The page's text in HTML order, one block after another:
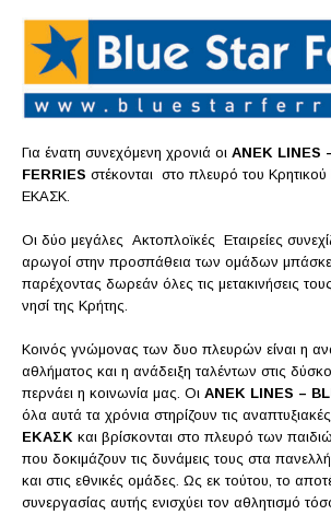
Για ένατη συνεχόμενη χρονιά οι ANEK LINES
FERRIES στέκονται στο πλευρό του
ΕΚΑΣΚ.
Οι δύο μεγάλες Ακτοπλοϊκές Εταιρείες
αρωγοί στην προσπάθεια των ομάδων
παρέχοντας δωρεάν όλες τις μετακινήσεις
νησί της Κρήτης.
Κοινός γνώμονας των δυο πλευρών είναι η
αθλήματος και η ανάδειξη ταλέντων στις
περνάει η κοινωνία μας. Οι ANEK LINES –
όλα αυτά τα χρόνια στηρίζουν τις
ΕΚΑΣΚ και βρίσκονται στο πλευρό των
που δοκιμάζουν τις δυνάμεις τους στα
και στις εθνικές ομάδες. Ως εκ τούτου, το
συνεργασίας αυτής ενισχύει τον αθλητισμό